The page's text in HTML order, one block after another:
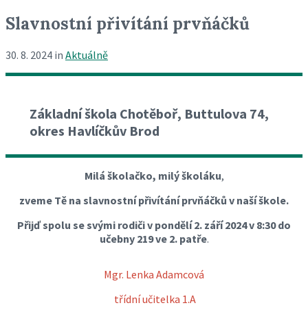
Slavnostní přivítání prvňáčků
30. 8. 2024 in Aktuálně
Základní škola Chotěboř, Buttulova 74,
okres Havlíčkův Brod
Milá školačko, milý školáku,
zveme Tě na slavnostní přivítání prvňáčků v naší škole.
Přijď spolu se svými rodiči v pondělí 2. září 2024 v 8:30 do
učebny 219 ve 2. patře.
Mgr. Lenka Adamcová
třídní učitelka 1.A